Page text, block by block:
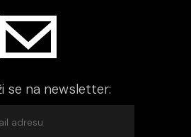
se na newsletter: